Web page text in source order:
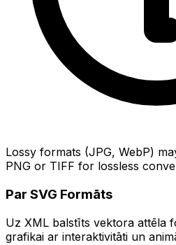
Lossy formats (JPG, WebP)
PNG or TIFF for lossless
Par SVG Formāts
Uz XML balstīts vektora attēla
grafikai ar interaktivitāti un